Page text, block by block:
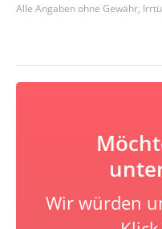
Alle Angaben ohne Gewähr,
Wir würden